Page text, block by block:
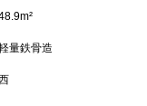
量鉄骨造